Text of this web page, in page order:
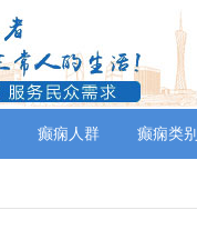
癫痫人群 癫痫类别